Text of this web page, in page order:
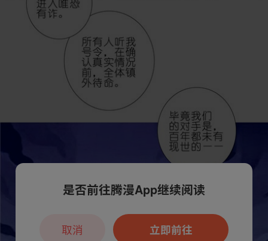
是否前往腾漫App继续阅读
立即前往
取消